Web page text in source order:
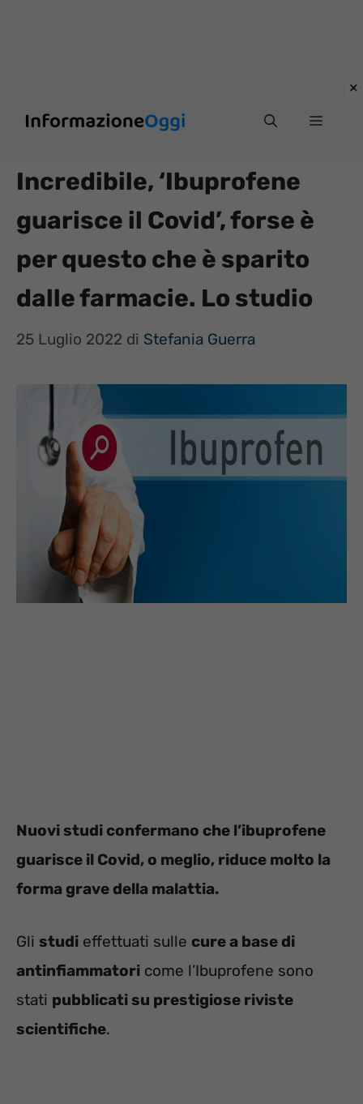
Menu
Incredibile, ‘Ibuprofene
guarisce il Covid’, forse è
per questo che è sparito
dalle farmacie. Lo studio
25 Luglio 2022 di Stefania Guerra
Nuovi studi confermano che l’ibuprofene
guarisce il Covid, o meglio, riduce molto la
forma grave della malattia.
Gli studi effettuati sulle cure a base di
antinfiammatori come l’Ibuprofene sono
stati pubblicati su prestigiose riviste
scientifiche.